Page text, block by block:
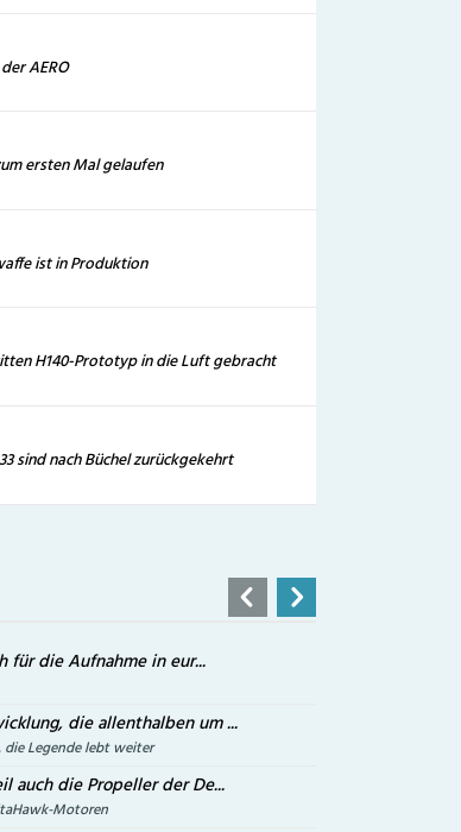
AERO
ersten Mal gelaufen
ist in Produktion
H140-Prototyp in die Luft gebracht
sind nach Büchel zurückgekehrt
für die Aufnahme in eur...
die allenthalben um ...
Legende lebt weiter
auch die Propeller der De...
Motoren